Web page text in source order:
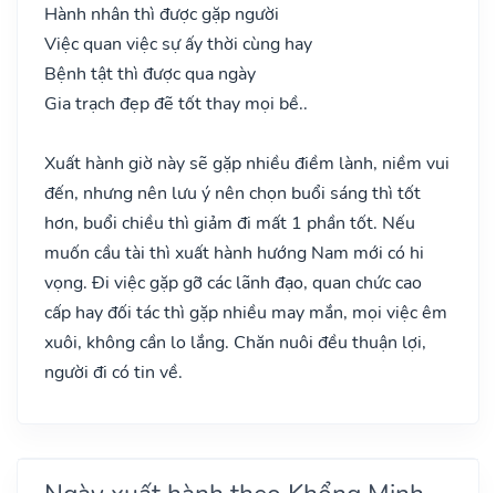
Hành nhân thì được gặp người
Việc quan việc sự ấy thời cùng hay
Bệnh tật thì được qua ngày
Gia trạch đẹp đẽ tốt thay mọi bề..
Xuất hành giờ này sẽ gặp nhiều điềm lành, niềm vui
đến, nhưng nên lưu ý nên chọn buổi sáng thì tốt
hơn, buổi chiều thì giảm đi mất 1 phần tốt. Nếu
muốn cầu tài thì xuất hành hướng Nam mới có hi
vọng. Đi việc gặp gỡ các lãnh đạo, quan chức cao
cấp hay đối tác thì gặp nhiều may mắn, mọi việc êm
xuôi, không cần lo lắng. Chăn nuôi đều thuận lợi,
người đi có tin về.